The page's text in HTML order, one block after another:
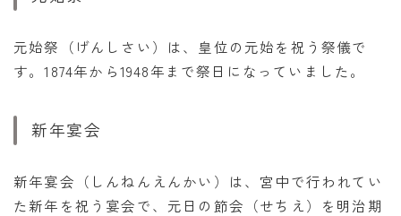
元始祭（げんしさい）は、皇位の元始を祝う祭儀で
す。1874年から1948年まで祭日になっていました。
新年宴会
新年宴会（しんねんえんかい）は、宮中で行われてい
た新年を祝う宴会で、元日の節会（せちえ）を明治期